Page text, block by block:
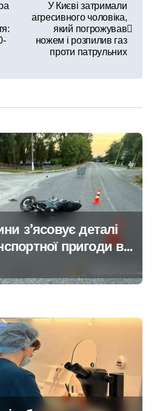
У Києві затримали
агресивного чоловіка,
який погрожував
ножем і розпилив газ
проти патрульних
з’ясовує деталі
пригоди в
участю двох